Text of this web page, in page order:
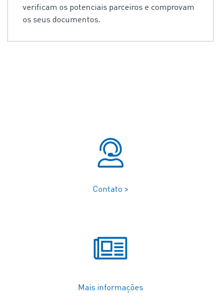
verificam os potenciais parceiros e comprovam
os seus documentos.
Contato >
Mais informações